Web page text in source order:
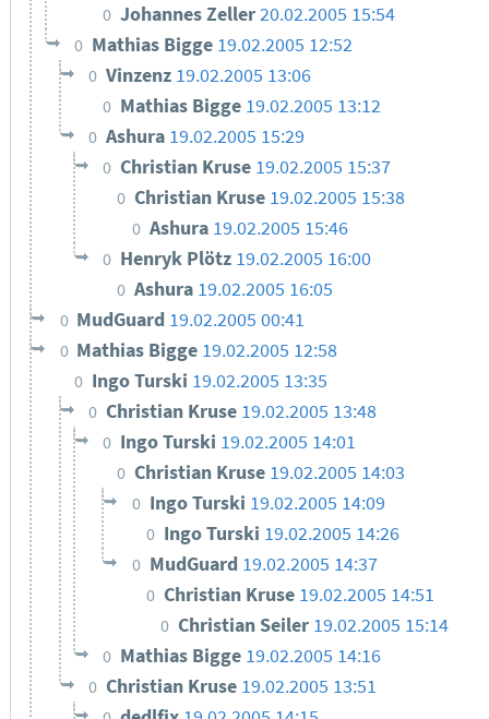
0 Johannes Zeller20.02.2005 15:54
0 Mathias Bigge 19.02.2005 12:52
0 Vinzenz 19.02.2005 13:06
0 Mathias Bigge 19.02.2005 13:12
0 Ashura 19.02.2005 15:29
0 Christian Kruse 19.02.2005 15:37
0 Christian Kruse 19.02.2005 15:38
0 Ashura 19.02.2005 15:46
0 Henryk Plötz 19.02.2005 16:00
0 Ashura 19.02.2005 16:05
0 MudGuard 19.02.2005 00:41
0 Mathias Bigge 19.02.2005 12:58
0 Ingo Turski 19.02.2005 13:35
0 Christian Kruse 19.02.2005 13:48
0 Ingo Turski 19.02.2005 14:01
0 Christian Kruse 19.02.2005 14:03
0 Ingo Turski 19.02.2005 14:09
0 Ingo Turski 19.02.2005 14:26
0 MudGuard 19.02.2005 14:37
0 Christian Kruse 19.02.2005 14:51
0 Christian Seiler 19.02.2005 15:14
0 Mathias Bigge 19.02.2005 14:16
0 Christian Kruse 19.02.2005 13:51